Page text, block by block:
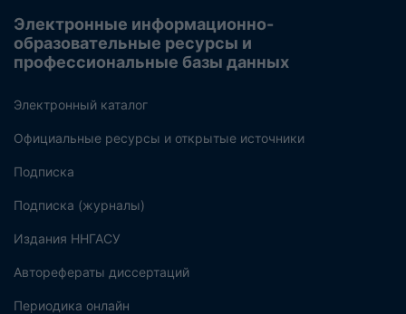
Электронные информационно-
образовательные ресурсы и
профессиональные базы данных
Электронный каталог
Официальные ресурсы и открытые источники
Подписка
Подписка (журналы)
Издания ННГАСУ
Авторефераты диссертаций
Периодика онлайн